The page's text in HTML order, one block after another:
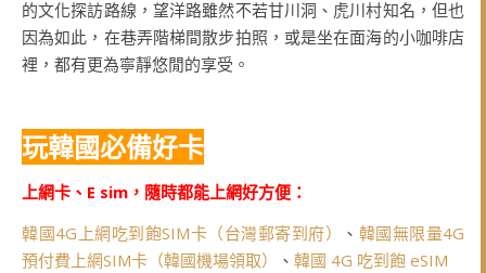
的文化探訪路線，望洋路雖然不若甘川洞、虎川村知名，但也
因為如此，在巷弄階梯間散步拍照，或是坐在面海的小咖啡店
裡，都有更為寧靜悠閒的享受。
玩韓國必備好卡
上網卡、E sim，隨時都能上網好方便：
韓國4G上網吃到飽SIM卡（台灣郵寄到府）
、 韓國無限量4G
預付費上網SIM卡（韓國機場領取）
、 韓國 4G 吃到飽 eSIM